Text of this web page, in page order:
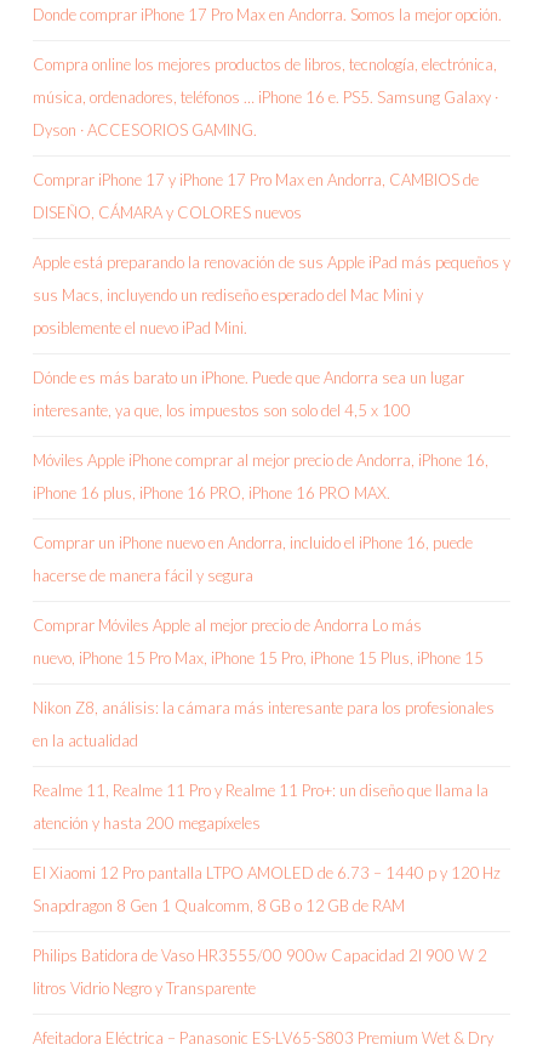
Donde comprar iPhone 17 Pro Max en Andorra. Somos la mejor opción.
Compra online los mejores productos de libros, tecnología, electrónica,
música, ordenadores, teléfonos … iPhone 16 e. PS5. Samsung Galaxy ·
Dyson · ACCESORIOS GAMING.
Comprar iPhone 17 y iPhone 17 Pro Max en Andorra, CAMBIOS de
DISEÑO, CÁMARA y COLORES nuevos
Apple está preparando la renovación de sus Apple iPad más pequeños y
sus Macs, incluyendo un rediseño esperado del Mac Mini y
posiblemente el nuevo iPad Mini.
Dónde es más barato un iPhone. Puede que Andorra sea un lugar
interesante, ya que, los impuestos son solo del 4,5 x 100
Móviles Apple iPhone comprar al mejor precio de Andorra, iPhone 16,
iPhone 16 plus, iPhone 16 PRO, iPhone 16 PRO MAX.
Comprar un iPhone nuevo en Andorra, incluido el iPhone 16, puede
hacerse de manera fácil y segura
Comprar Móviles Apple al mejor precio de Andorra Lo más
nuevo, iPhone 15 Pro Max, iPhone 15 Pro, iPhone 15 Plus, iPhone 15
Nikon Z8, análisis: la cámara más interesante para los profesionales
en la actualidad
Realme 11, Realme 11 Pro y Realme 11 Pro+: un diseño que llama la
atención y hasta 200 megapíxeles
El Xiaomi 12 Pro pantalla LTPO AMOLED de 6.73 – 1440 p y 120 Hz
Snapdragon 8 Gen 1 Qualcomm, 8 GB o 12 GB de RAM
Philips Batidora de Vaso HR3555/00 900w Capacidad 2l 900 W 2
litros Vidrio Negro y Transparente
Afeitadora Eléctrica – Panasonic ES-LV65-S803 Premium Wet & Dry